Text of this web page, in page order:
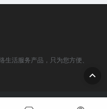
生活服务产品，只为您方便、
rights reserved 网站地